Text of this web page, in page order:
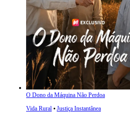
O Dono da Máquina Não Perdoa
Vida Rural ⦁ Justiça Instantânea